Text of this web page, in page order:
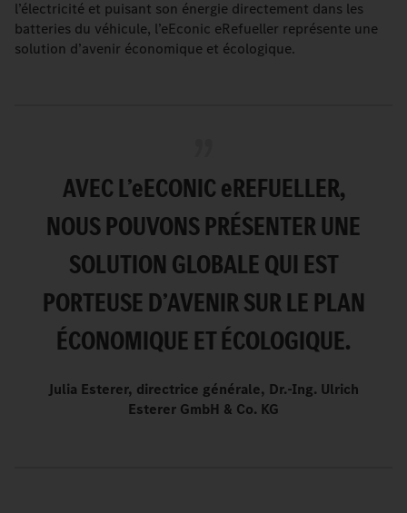
l’électricité et puisant son énergie directement dans les
batteries du véhicule, l’eEconic eRefueller représente une
solution d’avenir économique et écologique.
AVEC L’eECONICeREFUELLER,
NOUS POUVONS PRÉSENTER UNE
SOLUTION GLOBALE QUI EST
PORTEUSE D’AVENIR SUR LE PLAN
ÉCONOMIQUE ET ÉCOLOGIQUE.
Julia Esterer, directrice générale, Dr.-Ing. Ulrich
Esterer GmbH & Co. KG